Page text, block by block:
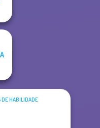
DE HABILIDADE